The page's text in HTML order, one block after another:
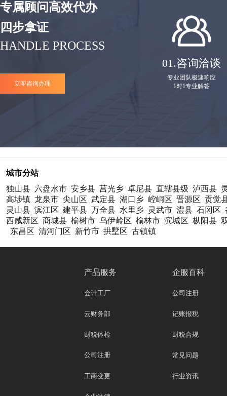
专属顾问高效代办
四步拿证
HANDLE PROCESS
立即咨询办理
01.咨询洽谈
专业团队极速响应
1对1专业解答
城市分站
独山县 六盘水市 安乡县 莒光乡 卓尼县 直辖县级 泸西县
高埗镇 龙泉市 尖山区 武定县 湖口乡 崆峒区 晋源区 贡觉
灵山县 滨江区 建平县 万全县 水里乡 灵武市 澧县 石冈区
西咸新区 商城县 榆树市 乌伊岭区 榆林市 滨城区 枞阳县
东昌区 清河门区 新竹市 拱墅区 古镇镇
产品服务
会计工厂
云财务部
财税体检
公司注册
工商变更
企服百科
公司注册
记账报税
财税合规
常见问题
行业资讯